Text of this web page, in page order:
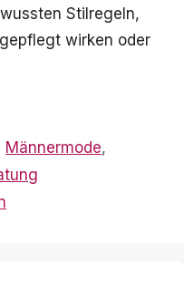
Stilregeln,
wirken oder
Männermode,